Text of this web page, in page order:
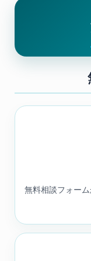
無料相談フォー